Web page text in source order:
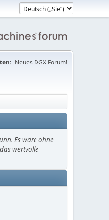
Neues DGX Forum!
Es wäre ohne
wertvolle